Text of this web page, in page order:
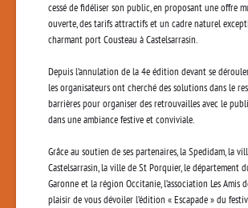
cessé de fidéliser son public, en proposant une offre
ouverte, des tarifs attractifs et un cadre naturel
charmant port Cousteau à Castelsarrasin.
Depuis l’annulation de la 4e édition devant se
les organisateurs ont cherché des solutions dans le
barrières pour organiser des retrouvailles avec le
dans une ambiance festive et conviviale.
Grâce au soutien de ses partenaires, la Spedidam, la
Castelsarrasin, la ville de St Porquier, le département
Garonne et la région Occitanie, l’association Les Amis
plaisir de vous dévoiler l’édition « Escapade » du